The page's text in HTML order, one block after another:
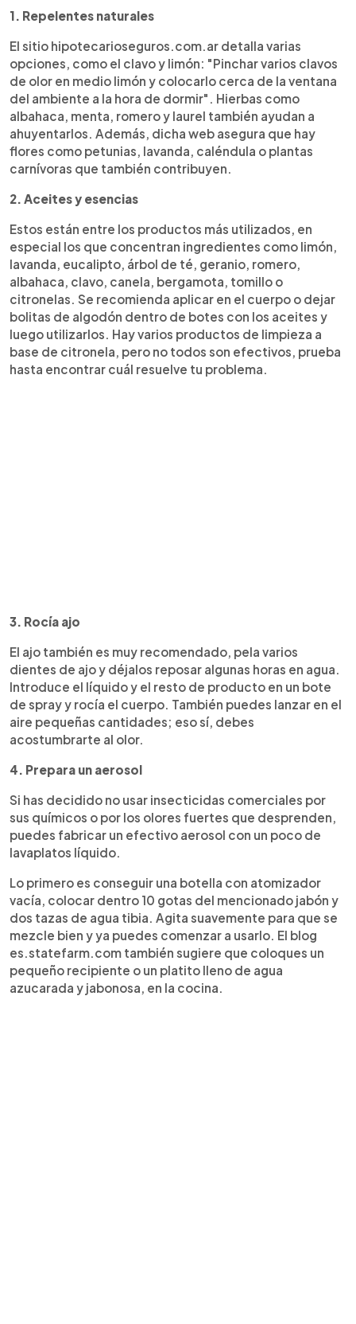
1. Repelentes naturales
El sitio hipotecarioseguros.com.ar detalla varias
opciones, como el clavo y limón: "Pinchar varios clavos
de olor en medio limón y colocarlo cerca de la ventana
del ambiente a la hora de dormir". Hierbas como
albahaca, menta, romero y laurel también ayudan a
ahuyentarlos. Además, dicha web asegura que hay
flores como petunias, lavanda, caléndula o plantas
carnívoras que también contribuyen.
2. Aceites y esencias
Estos están entre los productos más utilizados, en
especial los que concentran ingredientes como limón,
lavanda, eucalipto, árbol de té, geranio, romero,
albahaca, clavo, canela, bergamota, tomillo o
citronelas. Se recomienda aplicar en el cuerpo o dejar
bolitas de algodón dentro de botes con los aceites y
luego utilizarlos. Hay varios productos de limpieza a
base de citronela, pero no todos son efectivos, prueba
hasta encontrar cuál resuelve tu problema.
3. Rocía ajo
El ajo también es muy recomendado, pela varios
dientes de ajo y déjalos reposar algunas horas en agua.
Introduce el líquido y el resto de producto en un bote
de spray y rocía el cuerpo. También puedes lanzar en el
aire pequeñas cantidades; eso sí, debes
acostumbrarte al olor.
4. Prepara un aerosol
Si has decidido no usar insecticidas comerciales por
sus químicos o por los olores fuertes que desprenden,
puedes fabricar un efectivo aerosol con un poco de
lavaplatos líquido.
Lo primero es conseguir una botella con atomizador
vacía, colocar dentro 10 gotas del mencionado jabón y
dos tazas de agua tibia. Agita suavemente para que se
mezcle bien y ya puedes comenzar a usarlo. El blog
es.statefarm.com también sugiere que coloques un
pequeño recipiente o un platito lleno de agua
azucarada y jabonosa, en la cocina.